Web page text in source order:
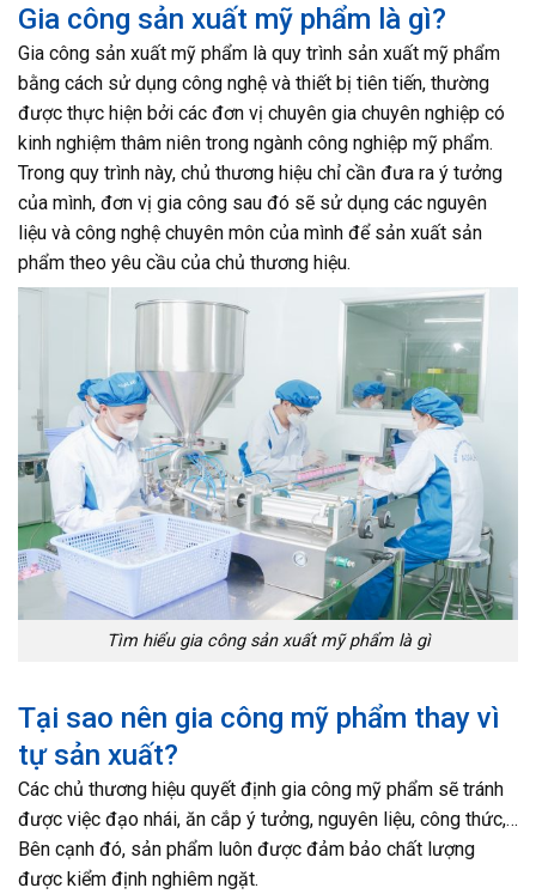
Gia công sản xuất mỹ phẩm là gì?
Gia công sản xuất mỹ phẩm là quy trình sản xuất mỹ phẩm
bằng cách sử dụng công nghệ và thiết bị tiên tiến, thường
được thực hiện bởi các đơn vị chuyên gia chuyên nghiệp có
kinh nghiệm thâm niên trong ngành công nghiệp mỹ phẩm.
Trong quy trình này, chủ thương hiệu chỉ cần đưa ra ý tưởng
của mình, đơn vị gia công sau đó sẽ sử dụng các nguyên
liệu và công nghệ chuyên môn của mình để sản xuất sản
phẩm theo yêu cầu của chủ thương hiệu.
Tìm hiểu gia công sản xuất mỹ phẩm là gì
Tại sao nên gia công mỹ phẩm thay vì
tự sản xuất?
Các chủ thương hiệu quyết định gia công mỹ phẩm sẽ tránh
được việc đạo nhái, ăn cắp ý tưởng, nguyên liệu, công thức,…
Bên cạnh đó, sản phẩm luôn được đảm bảo chất lượng
được kiểm định nghiêm ngặt.